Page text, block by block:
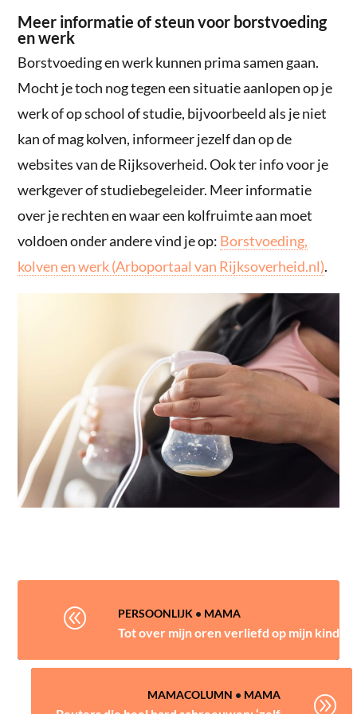
Meer informatie of steun voor borstvoeding
en werk
Borstvoeding en werk kunnen prima samen gaan.
Mocht je toch nog tegen een situatie aanlopen op je
werk of op school of studie, bijvoorbeeld als je niet
kan of mag kolven, informeer jezelf dan op de
websites van de Rijksoverheid. Ook ter info voor je
werkgever of studiebegeleider. Meer informatie
over je rechten en waar een kolfruimte aan moet
voldoen onder andere vind je op: Borstvoeding,
kolven en werk (Arboportaal van Rijksoverheid.nl).
@ PERSOONLIJK• MAMA
Tot over mijn oren verliefd op mijn kind
MAMACOLUMN • MAMA A